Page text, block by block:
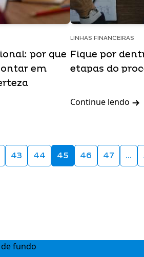
por que
em
LINHAS FINANCEIRAS
Fique por
etapas do
Continue lendo
43 44 45 46 47 …